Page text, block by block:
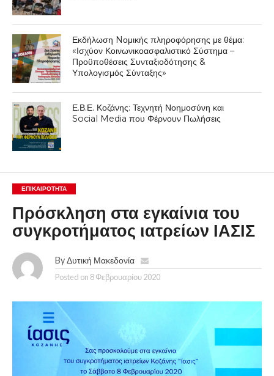
Εκδήλωση Nομικής πληροφόρησης με θέμα:
«Ισχύον Κοινωνικοασφαλιστικό Σύστημα –
Προϋποθέσεις Συνταξιοδότησης &
Υπολογισμός Σύνταξης»
Ε.Β.Ε. Κοζάνης: Τεχνητή Νοημοσύνη και
Social Media που Φέρνουν Πωλήσεις
ΕΠΙΚΑΙΡΟΤΗΤΑ
Πρόσκληση στα εγκαίνια του
συγκροτήματος ιατρείων ΙΑΣΙΣ
By Δυτική Μακεδονία
Posted on 8 Φεβρουαρίου 2020